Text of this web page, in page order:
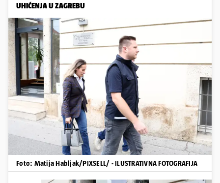
UHIĆENJA U ZAGREBU
Foto: Matija Habljak/PIXSELL/ - ILUSTRATIVNA FOTOGRAFIJA